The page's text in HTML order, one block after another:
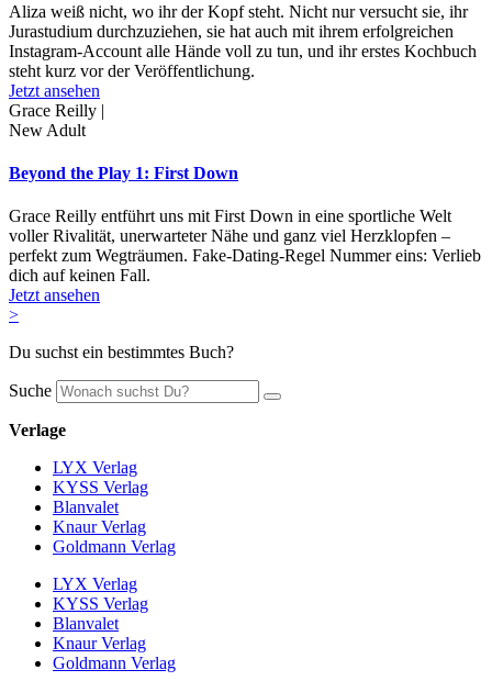
Aliza weiß nicht, wo ihr der Kopf steht. Nicht nur versucht sie, ihr
Jurastudium durchzuziehen, sie hat auch mit ihrem erfolgreichen
Instagram-Account alle Hände voll zu tun, und ihr erstes Kochbuch
steht kurz vor der Veröffentlichung.
Jetzt ansehen
Grace Reilly |
New Adult
Beyond the Play 1: First Down
Grace Reilly entführt uns mit First Down in eine sportliche Welt
voller Rivalität, unerwarteter Nähe und ganz viel Herzklopfen –
perfekt zum Wegträumen. Fake-Dating-Regel Nummer eins: Verlieb
dich auf keinen Fall.
Jetzt ansehen
>
Du suchst ein bestimmtes Buch?
Suche
Verlage
LYX Verlag
KYSS Verlag
Blanvalet
Knaur Verlag
Goldmann Verlag
LYX Verlag
KYSS Verlag
Blanvalet
Knaur Verlag
Goldmann Verlag